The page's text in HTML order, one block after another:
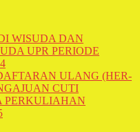
WISUDA DAN
UPR PERIODE
ULANG (HER-
CUTI
PERKULIAHAN